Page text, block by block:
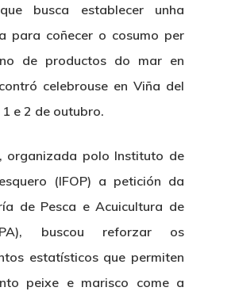
busca establecer unha
para coñecer o cosumo per
de productos do mar en
celebrouse en Viña del
e 2 de outubro.
organizada polo Instituto de
(IFOP) a petición da
de Pesca e Acuicultura de
buscou reforzar os
estatísticos que permiten
peixe e marisco come a